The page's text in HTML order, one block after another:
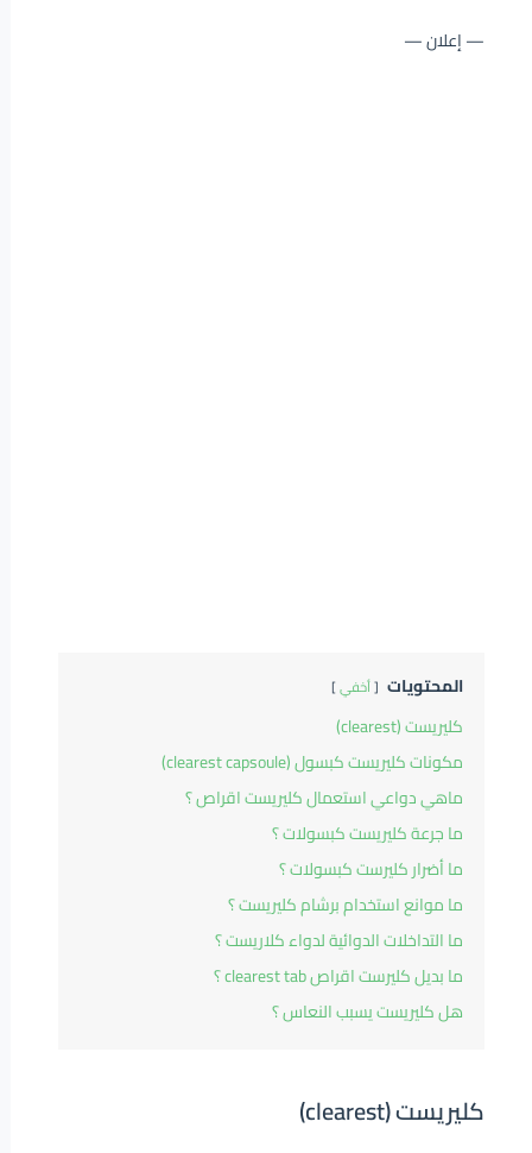
— إعلان —
المحتويات أخفي
كليريست (clearest)
مكونات كليريست كبسول (clearest capsoule)
ماهي دواعي استعمال كليريست اقراص ؟
ما جرعة كليريست كبسولات ؟
ما أضرار كليرست كبسولات ؟
ما موانع استخدام برشام كليريست ؟
ما التداخلات الدوائية لدواء كلاريست ؟
ما بديل كليرست اقراص clearest tab ؟
هل كليريست يسبب النعاس ؟
كليريست (clearest)